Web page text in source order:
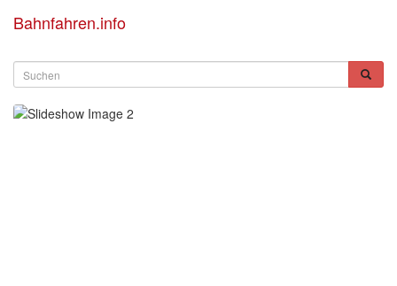
Bahnfahren.info